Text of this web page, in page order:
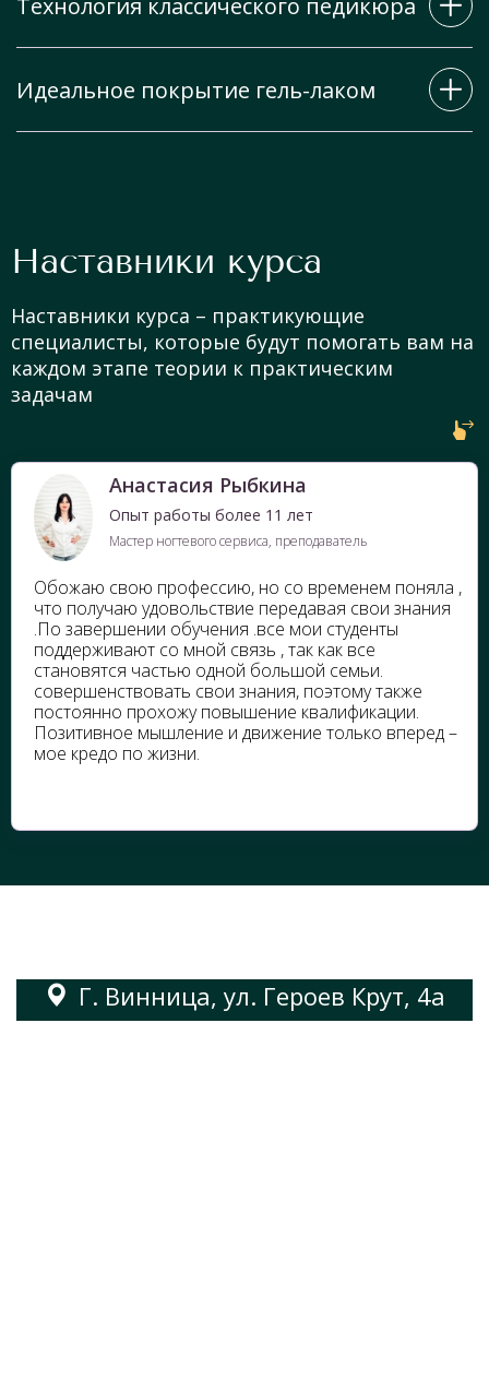
Все виды педикюра: классический,
Идеальное покрытие гель-лаком
выравнивание ногтевой пластины. -
дизайн.
Наставники курса
Наставники курса – практикующие
специалисты, которые будут помогать вам на
каждом этапе теории к практическим
задачам
Анастасия Рыбкина
Опыт работы более 11 лет
Мастер ногтевого сервиса, преподаватель
Обожаю свою профессию, но со временем поняла ,
что получаю удовольствие передавая свои знания
.По завершении обучения .все мои студенты
поддерживают со мной связь , так как все
становятся частью одной большой семьи.
совершенствовать свои знания, поэтому также
постоянно прохожу повышение квалификации.
Позитивное мышление и движение только вперед –
мое кредо по жизни.
Г. Винница, ул. Героев Крут, 4а